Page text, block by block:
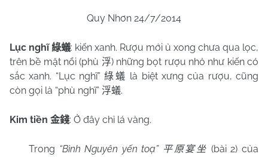
Quy Nhơn 24/7/2014
Lục nghĩ綠蟻: kiến xanh. Rượu mới ủ xong chưa qua lọc,
trên bề mặt nổi (phù 浮) những bọt rượu nhỏ như kiến có
sắc xanh. “Lục nghĩ”綠蟻 là biệt xưng của rượu, cũng
còn gọi là “phù nghĩ” 浮蟻.
Kim tiền 金錢: Ở đây chỉ lá vàng.
Trong “Bình Nguyên yến toạ” 平原宴坐 (bài 2) của